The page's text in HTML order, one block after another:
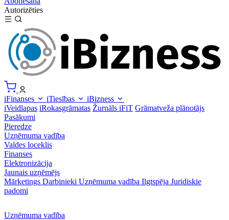
Autorizēties
iFinanses iTiesības
iBizness
iVeidlapas iRokasgrāmatas Žurnāls iFiT Grāmatveža plānotājs
Pasākumi
Pieredze
Uzņēmuma vadība
Valdes loceklis
Finanses
Elektronizācija
Jaunais uzņēmējs
Mārketings Darbinieki Uzņēmuma vadība Ilgtspēja Juridiskie
padomi
Uzņēmuma vadība